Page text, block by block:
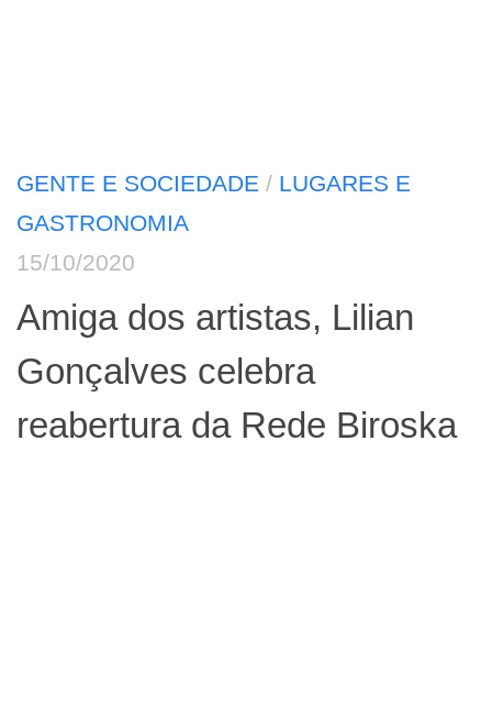
GENTE E SOCIEDADE / LUGARES E
GASTRONOMIA
15/10/2020
Amiga dos artistas, Lilian
Gonçalves celebra
reabertura da Rede Biroska